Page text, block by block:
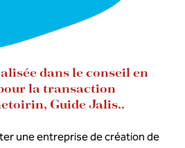
dans le conseil en
la transaction
Guide Jalis..
une entreprise de création de